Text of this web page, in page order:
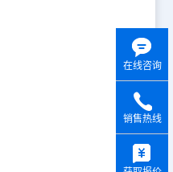
在线咨询
销售热线